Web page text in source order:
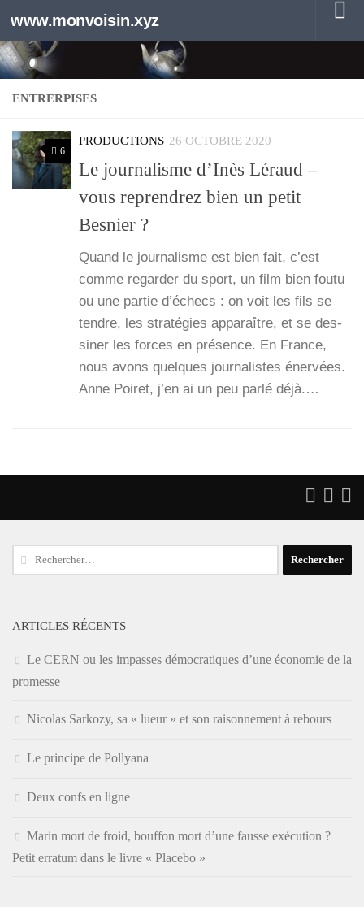
Au dessous du contenu
www.monvoisin.xyz
ENTRERPISES
6
PRODUCTIONS 26 OCTOBRE 2020
Le journalisme d’Inès Léraud –
vous reprendrez bien un petit
Besnier ?
Quand le jour­na­lisme est bien fait, c’est
comme regar­der du sport, un film bien fou­tu
ou une par­tie d’é­checs : on voit les fils se
tendre, les stra­té­gies appa­raître, et se des­
si­ner les forces en pré­sence. En France,
nous avons quelques jour­na­listes éner­vées.
Anne Poi­ret, j’en ai un peu par­lé déjà.…
Rechercher :
ARTICLES RÉCENTS
Le CERN ou les impasses démocratiques d’une économie de la
promesse
Nicolas Sarkozy, sa « lueur » et son raisonnement à rebours
Le principe de Pollyana
Deux confs en ligne
Marin mort de froid, bouffon mort d’une fausse exécution ?
Petit erratum dans le livre « Placebo »